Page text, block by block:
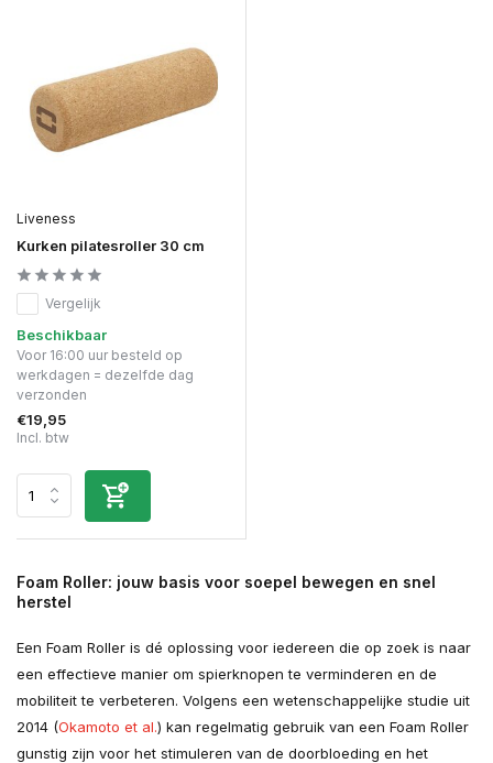
Liveness
Kurken pilatesroller 30 cm
Vergelijk
Beschikbaar
Voor 16:00 uur besteld op
werkdagen = dezelfde dag
verzonden
€19,95
Incl. btw
Foam Roller: jouw basis voor soepel bewegen en snel
herstel
Een Foam Roller is dé oplossing voor iedereen die op zoek is naar
een effectieve manier om spierknopen te verminderen en de
mobiliteit te verbeteren. Volgens een wetenschappelijke studie uit
2014 (Okamoto et al.) kan regelmatig gebruik van een Foam Roller
gunstig zijn voor het stimuleren van de doorbloeding en het